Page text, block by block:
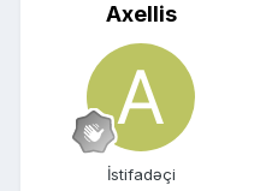
Axellis
İstifadəçi